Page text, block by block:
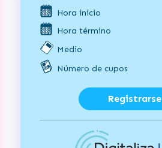
Hora inicio
Hora término
Medio
Número de cupos
Registrarse